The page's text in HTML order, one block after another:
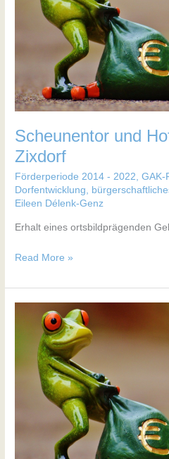
Scheunentor und
Zixdorf
Förderperiode 2014 - 2022,GAK-
Dorfentwicklung,
Eileen Délenk-Genz
Erhalt eines ortsbildprägenden
Read More »
Straßensanierung
Holzhof
Wiesenburg